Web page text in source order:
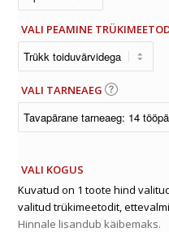
VALI PEAMINE
VALI TARNEAEG
VALI KOGUS
Kuvatud on 1 toote hind
valitud trükimeetodit,
Hinnale lisandub käibemaks.